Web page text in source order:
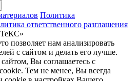
Политика
ответственного разглашения
позволяет нам анализировать
с сайтом и делать его лучше.
Вы соглашаетесь с
Тем не менее, Вы всегда